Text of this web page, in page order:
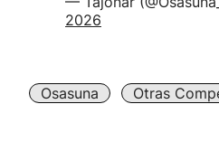
2026
Osasuna Otras